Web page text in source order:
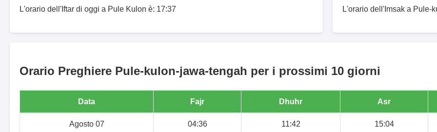
L'orario dell'Iftar di oggi a Pule Kulon è: 17:37 L'orario dell'Imsak a Pule-
Orario Preghiere Pule-kulon-jawa-tengah per i prossimi 10 giorni
Data Fajr Dhuhr Asr
Agosto 07 04:36 11:42 15:04